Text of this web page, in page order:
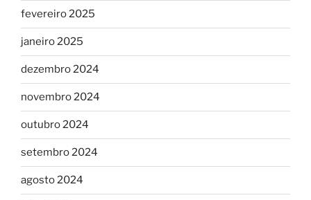
fevereiro 2025
janeiro 2025
dezembro 2024
novembro 2024
outubro 2024
setembro 2024
agosto 2024